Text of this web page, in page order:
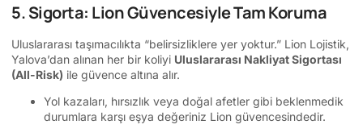
5. Sigorta: Lion Güvencesiyle Tam Koruma
Uluslararası taşımacılıkta “belirsizliklere yer yoktur.” Lion Lojistik,
Yalova’dan alınan her bir koliyi Uluslararası Nakliyat Sigortası
(All-Risk) ile güvence altına alır.
Yol kazaları, hırsızlık veya doğal afetler gibi beklenmedik
durumlara karşı eşya değeriniz Lion güvencesindedir.